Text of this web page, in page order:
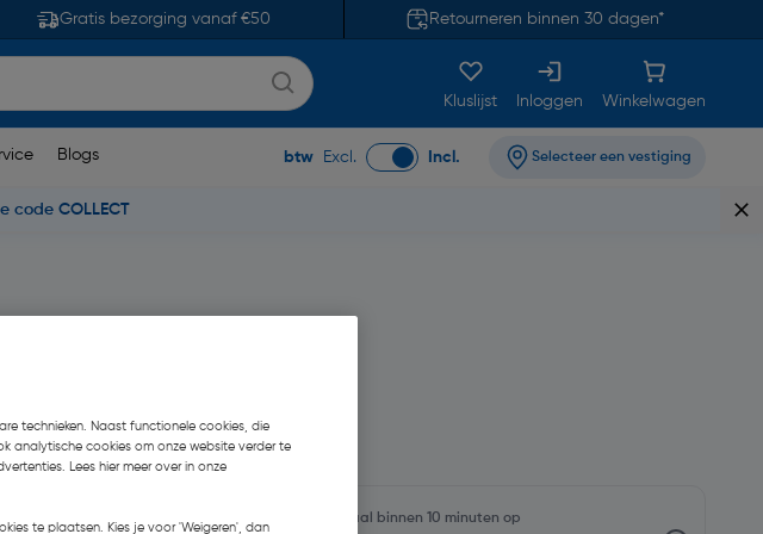
Gratis bezorging vanaf €50 Retourneren binnen 30 dagen*
Kluslijst Inloggen Winkelwagen
Blogs btw Excl. Incl. Selecteer een vestiging
code COLLECT
2,29| Excl. btw € 1,89
Selecteer winkel - Bekijk voorraadniveaus en haal binnen 10 minuten op
technieken. Naast functionele cookies, die
analytische cookies om onze website verder te
Lees hier meer over in onze
te plaatsen. Kies je voor 'Weigeren', dan